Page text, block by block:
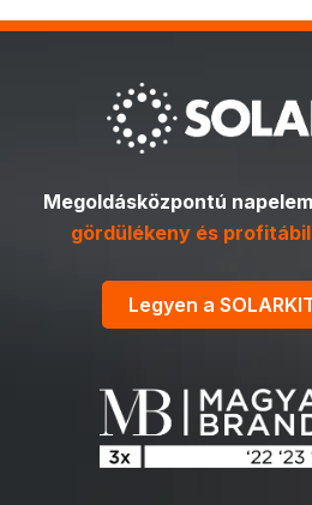
Megoldásközpontú
gördülékeny és
Legyen a